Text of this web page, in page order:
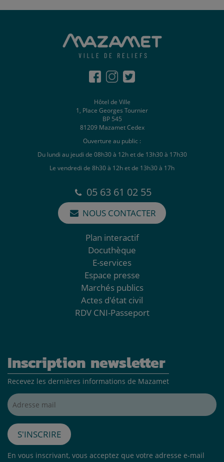
Hôtel de Ville
1, Place Georges Tournier
BP 545
81209 Mazamet Cedex
Ouverture au public :
Du lundi au jeudi de 08h30 à 12h et de 13h30 à 17h30
Le vendredi de 8h30 à 12h et de 13h30 à 17h
05 63 61 02 55
NOUS CONTACTER
Plan interactif
Docuthèque
E-services
Espace presse
Marchés publics
Actes d'état civil
RDV CNI-Passeport
Inscription newsletter
Recevez les dernières informations de Mazamet
Adresse mail*
S'inscrire
En vous inscrivant, vous acceptez que votre adresse e-mail